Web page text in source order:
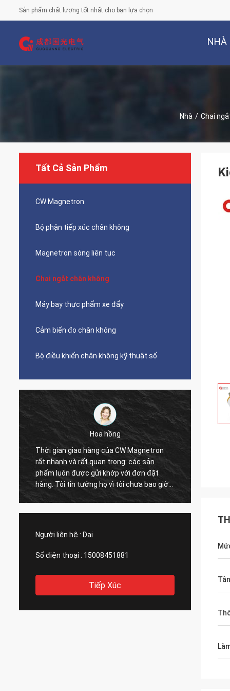
Sản phẩm chất lượng tốt nhất cho bạn lựa chọn
NHÀ
Nhà / Chai
Tất Cả Sản Phẩm
CW Magnetron
Bộ phận tiếp xúc chân không
Magnetron sóng liên tục
Chai ngắt chân không
Máy bay thực phẩm xe đẩy
Cảm biến đo chân không
Bộ điều khiển chân không kỹ thuật số
Hoa hồng
Thời gian giao hàng của CW Magnetron
rất nhanh và rất quan trọng: các sản
phẩm luôn được gửi khớp với đơn đặt
hàng. Tôi tin tưởng họ vì tôi chưa bao giờ
thất vọng với họ.
Người liên hệ : Dai
Số điện thoại : 15008451881
Tiếp Xúc